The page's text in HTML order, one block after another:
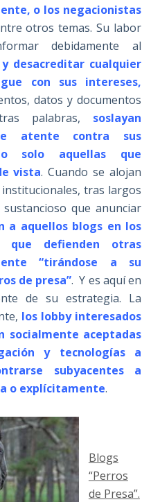
o los negacionistas
otros temas. Su labor
debidamente al
desacreditar cualquier
con sus intereses,
datos y documentos
palabras, soslayan
atente contra sus
solo aquellas que
vista. Cuando se alojan
tras largos
que anunciar
a aquellos blogs en los
defienden otras
“tirándose a su
de presa”. Y es aquí en
de su estrategia. La
los lobby interesados
socialmente aceptadas
y tecnologías a
subyacentes a
o explícitamente.
Blogs
“Perros
de Presa”.